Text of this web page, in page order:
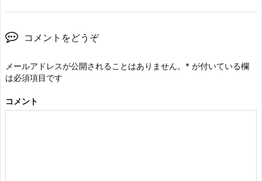
コメントをどうぞ
メールアドレスが公開されることはありません。 * が付いている欄
は必須項目です
コメント